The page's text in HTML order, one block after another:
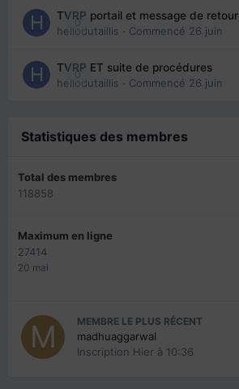
0
TVRP portail et message de retour
hellodutaillis · Commencé 26 juin
0
TVRP ET suite de procédures
hellodutaillis · Commencé 26 juin
Statistiques des membres
Total des membres
118858
Maximum en ligne
27414
20 mai
MEMBRE LE PLUS RÉCENT
madhuaggarwal
Inscription Hier à 10:36